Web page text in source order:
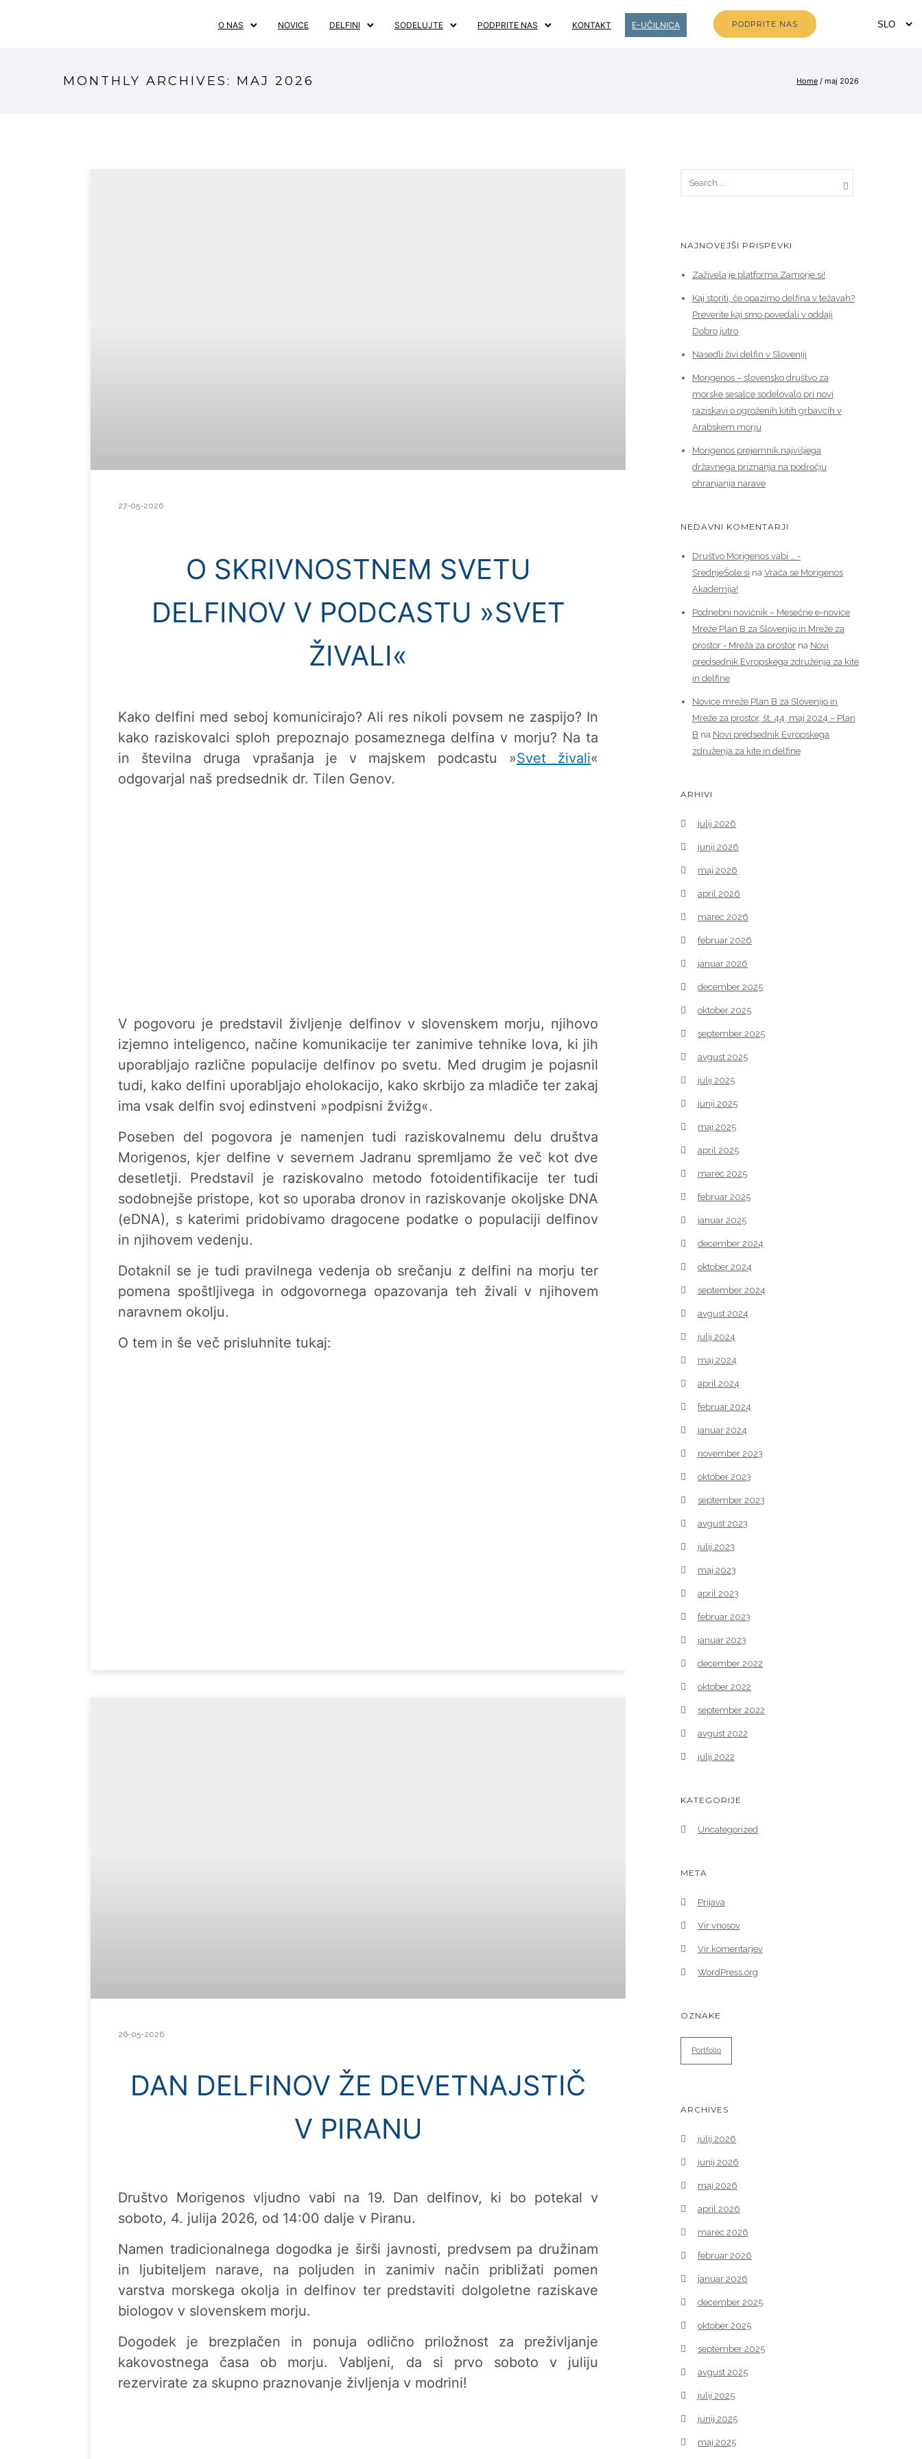
O NAS NOVICE DELFINI SODELUJTE PODPRITE NAS KONTAKT E-UČILNICA PODPRITE NAS
MONTHLY ARCHIVES: MAJ 2026 Home / maj 2026
27-05-2026
O SKRIVNOSTNEM SVETU
DELFINOV V PODCASTU »SVET
ŽIVALI«
Kako delfini med seboj komunicirajo? Ali res nikoli povsem ne zaspijo? In
kako raziskovalci sploh prepoznajo posameznega delfina v morju? Na ta
in številna druga vprašanja je v majskem podcastu »Svet živali«
odgovarjal naš predsednik dr. Tilen Genov.
V pogovoru je predstavil življenje delfinov v slovenskem morju, njihovo
izjemno inteligenco, načine komunikacije ter zanimive tehnike lova, ki jih
uporabljajo različne populacije delfinov po svetu. Med drugim je pojasnil
tudi, kako delfini uporabljajo eholokacijo, kako skrbijo za mladiče ter zakaj
ima vsak delfin svoj edinstveni »podpisni žvižg«.
Poseben del pogovora je namenjen tudi raziskovalnemu delu društva
Morigenos, kjer delfine v severnem Jadranu spremljamo že več kot dve
desetletji. Predstavil je raziskovalno metodo fotoidentifikacije ter tudi
sodobnejše pristope, kot so uporaba dronov in raziskovanje okoljske DNA
(eDNA), s katerimi pridobivamo dragocene podatke o populaciji delfinov
in njihovem vedenju.
Dotaknil se je tudi pravilnega vedenja ob srečanju z delfini na morju ter
pomena spoštljivega in odgovornega opazovanja teh živali v njihovem
naravnem okolju.
O tem in še več prisluhnite tukaj:
26-05-2026
DAN DELFINOV ŽE DEVETNAJSTIČ
V PIRANU
Društvo Morigenos vljudno vabi na 19. Dan delfinov, ki bo potekal v
soboto, 4. julija 2026, od 14:00 dalje v Piranu.
Namen tradicionalnega dogodka je širši javnosti, predvsem pa družinam
in ljubiteljem narave, na poljuden in zanimiv način približati pomen
varstva morskega okolja in delfinov ter predstaviti dolgoletne raziskave
biologov v slovenskem morju.
Dogodek je brezplačen in ponuja odlično priložnost za preživljanje
kakovostnega časa ob morju. Vabljeni, da si prvo soboto v juliju
rezervirate za skupno praznovanje življenja v modrini!
NAJNOVEJŠI PRISPEVKI
Zaživela je platforma Zamorje.si!
Kaj storiti, če opazimo delfina v težavah?
Preverite kaj smo povedali v oddaji
Dobro jutro
Nasedli živi delfin v Sloveniji
Morigenos – slovensko društvo za
morske sesalce sodelovalo pri novi
raziskavi o ogroženih kitih grbavcih v
Arabskem morju
Morigenos prejemnik najvišjega
državnega priznanja na področju
ohranjanja narave
NEDAVNI KOMENTARJI
Društvo Morigenos vabi … -
SrednjeŠole.si na Vrača se Morigenos
Akademija!
Podnebni novičnik – Mesečne e-novice
Mreže Plan B za Slovenijo in Mreže za
prostor - Mreža za prostorna Novi
predsednik Evropskega združenja za kite
in delfine
Novice mreže Plan B za Slovenijo in
Mreže za prostor, št. 44, maj 2024 – Plan
B na Novi predsednik Evropskega
združenja za kite in delfine
ARHIVI
julij 2026
junij 2026
maj 2026
april 2026
marec 2026
februar 2026
januar 2026
december 2025
oktober 2025
september 2025
avgust 2025
julij 2025
junij 2025
maj 2025
april 2025
marec 2025
februar 2025
januar 2025
december 2024
oktober 2024
september 2024
avgust 2024
julij 2024
maj 2024
april 2024
februar 2024
januar 2024
november 2023
oktober 2023
september 2023
avgust 2023
julij 2023
maj 2023
april 2023
februar 2023
januar 2023
december 2022
oktober 2022
september 2022
avgust 2022
julij 2022
KATEGORIJE
Uncategorized
META
Prijava
Vir vnosov
Vir komentarjev
WordPress.org
OZNAKE
Portfolio
ARCHIVES
julij 2026
junij 2026
maj 2026
april 2026
marec 2026
februar 2026
januar 2026
december 2025
oktober 2025
september 2025
avgust 2025
julij 2025
junij 2025
maj 2025